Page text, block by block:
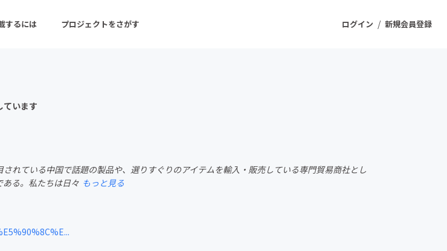
ログイン / 新規会員登録
するには プロジェクトをさがす
ロジェクト
発 フード・飲食店
ファッション
ています
されている中国で話題の製品や、選りすぐりのアイテムを輸入・販売している専門貿易商社とし
る。私たちは日々 もっと見る